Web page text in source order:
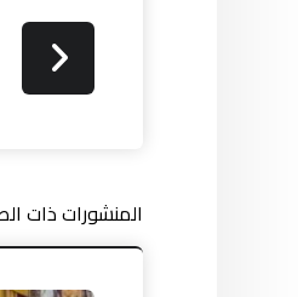
المنشورات ذات